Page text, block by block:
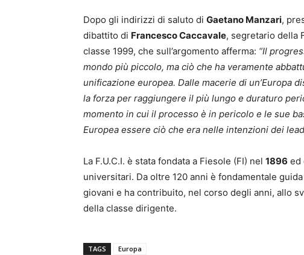
Dopo gli indirizzi di saluto di Gaetano Manzari,
dibattito di Francesco Caccavale, segretario della
classe 1999, che sull’argomento afferma: “Il
mondo più piccolo, ma ciò che ha veramente
unificazione europea. Dalle macerie di un’Europa
la forza per raggiungere il più lungo e duraturo
momento in cui il processo è in pericolo e le sue
Europea essere ciò che era nelle intenzioni dei
La F.U.C.I. è stata fondata a Fiesole (FI) nel 1896 ed
universitari. Da oltre 120 anni è fondamentale
giovani e ha contribuito, nel corso degli anni, allo
della classe dirigente.
TAGS Europa